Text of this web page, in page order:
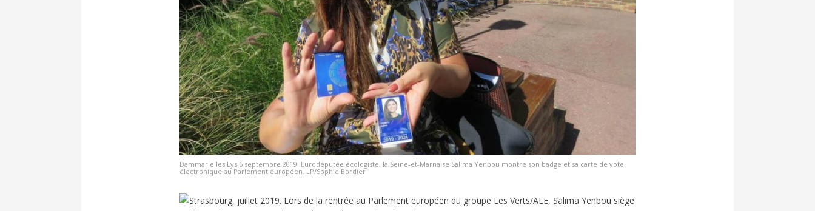
Dammarie les Lys 6 septembre 2019. Eurodéputée écologiste, la Seine-et-Marnaise Salima Yenbou montre son badge et sa carte de vote
électronique au Parlement européen. LP/Sophie Bordier